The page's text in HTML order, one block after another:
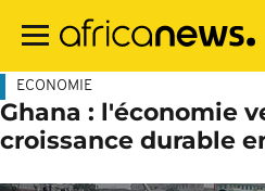
contenu
ECONOMIE
Ghana : l'économie
croissance durable